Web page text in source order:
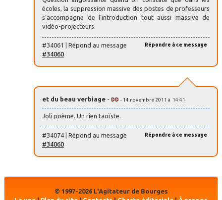
écoles, la suppression massive des postes de professeurs
s’accompagne de l’introduction tout aussi massive de
vidéo-projecteurs.
Répondre à ce message
#34061 | Répond au message
#34060
et du beau verbiage - DD - 14 novembre 2011 à 14:41
Joli poème. Un rien taoïste.
Répondre à ce message
#34074 | Répond au message
#34060
© 1997-2026 L'Agitateur de Bourges